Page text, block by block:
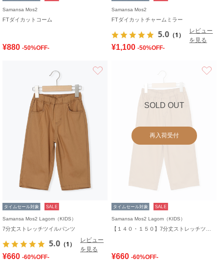
Samansa Mos2
FTダイカットコーム
¥880 -50%OFF-
Samansa Mos2
FTダイカットチャームミラー
5.0 （1）
レビュー
を見る
¥1,100 -50%OFF-
タイムセール対象 SALE
Samansa Mos2 Lagom（KIDS）
7分丈ストレッチツイルパンツ
5.0 （1）
レビュー
を見る
¥660 -60%OFF-
SOLD OUT
再入荷受付
タイムセール対象 SALE
Samansa Mos2 Lagom（KIDS）
¥660 -60%OFF-